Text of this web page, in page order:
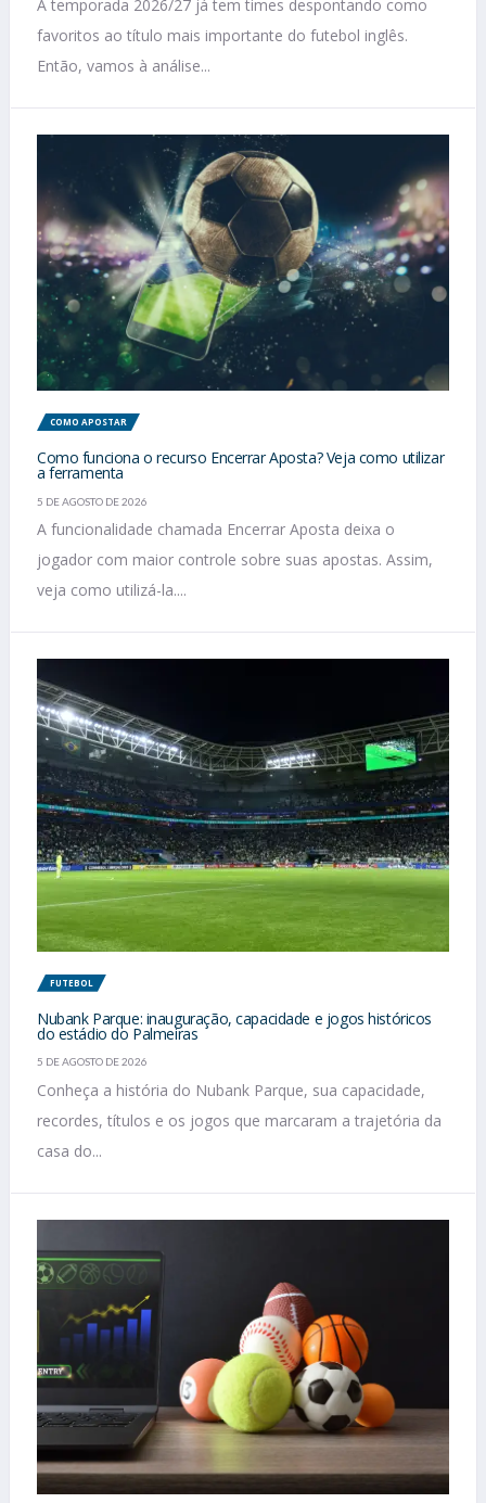
A temporada 2026/27 já tem times despontando como
favoritos ao título mais importante do futebol inglês.
Então, vamos à análise...
COMO APOSTAR
Como funciona o recurso Encerrar Aposta? Veja como utilizar
a ferramenta
5 DE AGOSTO DE 2026
A funcionalidade chamada Encerrar Aposta deixa o
jogador com maior controle sobre suas apostas. Assim,
veja como utilizá-la....
FUTEBOL
Nubank Parque: inauguração, capacidade e jogos históricos
do estádio do Palmeiras
5 DE AGOSTO DE 2026
Conheça a história do Nubank Parque, sua capacidade,
recordes, títulos e os jogos que marcaram a trajetória da
casa do...